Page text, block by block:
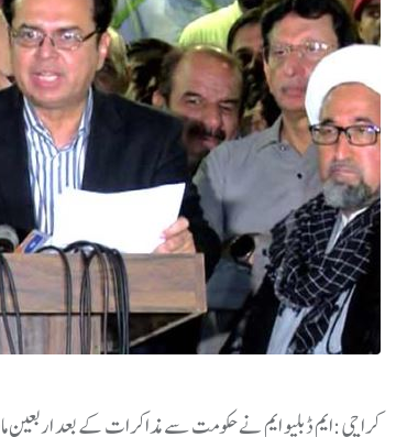
کراچی:ایم ڈبلیو ایم نے حکومت سے مذاکرات کے بعد اربعین